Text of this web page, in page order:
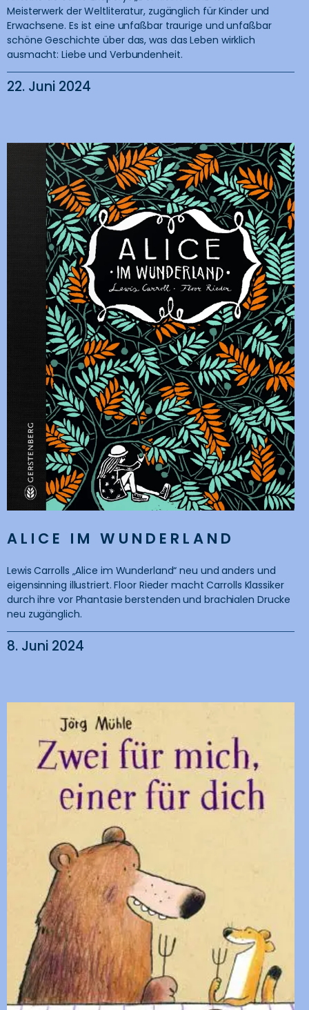
Meisterwerk der Weltliteratur, zugänglich für Kinder und
Erwachsene. Es ist eine unfaßbar traurige und unfaßbar
schöne Geschichte über das, was das Leben wirklich
ausmacht: Liebe und Verbundenheit.
22. Juni 2024
ALICE IM WUNDERLAND
Lewis Carrolls „Alice im Wunderland“ neu und anders und
eigensinning illustriert. Floor Rieder macht Carrolls Klassiker
durch ihre vor Phantasie berstenden und brachialen Drucke
neu zugänglich.
8. Juni 2024